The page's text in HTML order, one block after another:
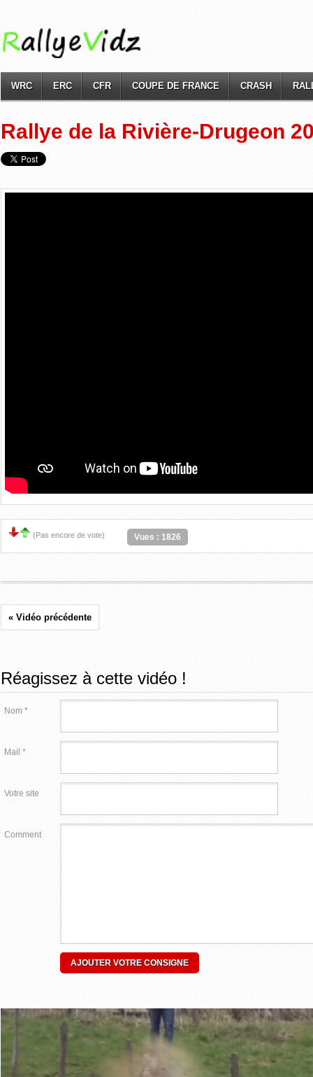
WRC ERC CFR COUPE DE FRANCE CRASH
Rallye de la Rivière-Drugeon
(Pas encore de vote) Vues : 1826
« Vidéo précédente
Réagissez à cette vidéo !
Nom *
Mail *
Votre site
Comment